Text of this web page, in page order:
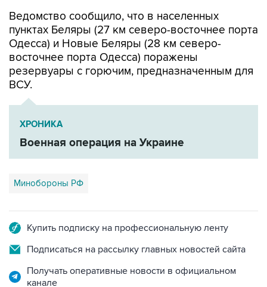
Ведомство сообщило, что в населенных
пунктах Беляры (27 км северо-восточнее порта
Одесса) и Новые Беляры (28 км северо-
восточнее порта Одесса) поражены
резервуары с горючим, предназначенным для
ВСУ.
ХРОНИКА
Военная операция на Украине
Минобороны РФ
Купить подписку на профессиональную ленту
Подписаться на рассылку главных новостей сайта
Получать оперативные новости в официальном
канале